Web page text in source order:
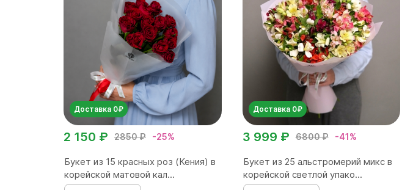
Доставка 0₽
2850 ₽ -25%
2 150 ₽
Букет из 15 красных роз (Кения) в
корейской матовой кал...
Доставка 0₽
6800 ₽ -41%
3 999 ₽
Букет из 25 альстромерий микс в
корейской светлой упако...